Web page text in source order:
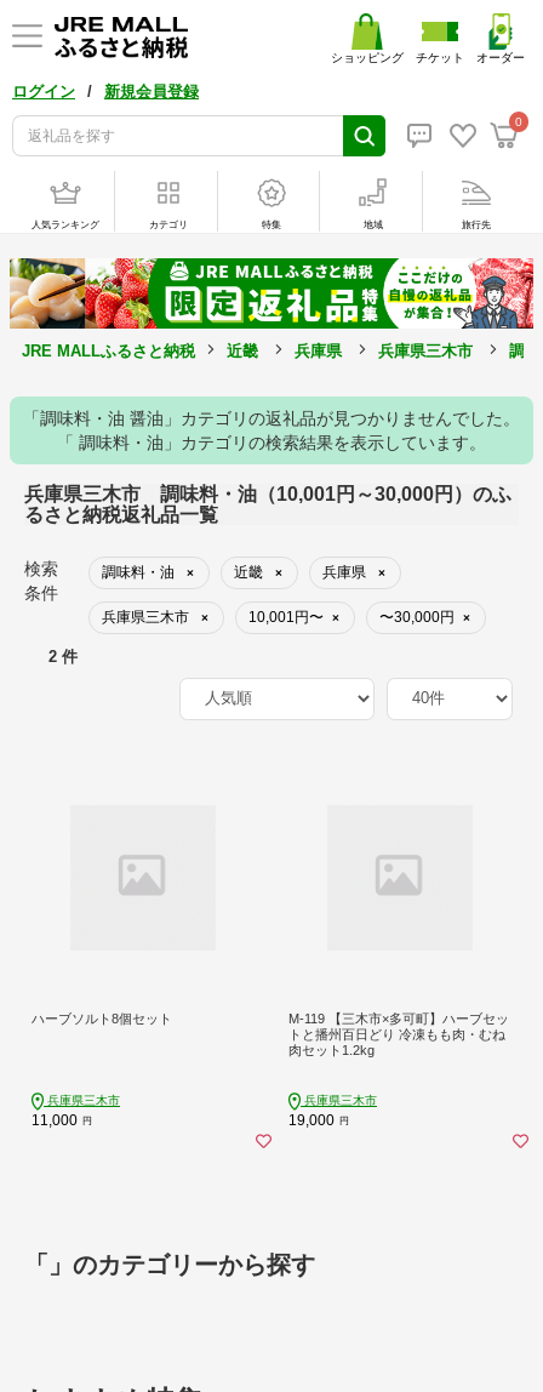
ログイン / 新規会員登録
0
ショッピング チケット オーダー
人気ランキング カテゴリ 特集 地域 旅行先
JRE MALLふるさと納税 近畿 兵庫県 兵庫県三木市 調
「調味料・油 醤油」カテゴリの返礼品が見つかりませんでした。
「 調味料・油」カテゴリの検索結果を表示しています。
兵庫県三木市 調味料・油（10,001円～30,000円）のふ
るさと納税返礼品一覧
検索
条件
調味料・油 × 近畿 × 兵庫県 ×
兵庫県三木市 × 10,001円〜 × 〜30,000円 ×
2 件
ハーブソルト8個セット
兵庫県三木市
11,000 円
M-119 【三木市×多可町】ハーブセッ
トと播州百日どり 冷凍もも肉・むね
肉セット1.2kg
兵庫県三木市
19,000 円
「」のカテゴリーから探す